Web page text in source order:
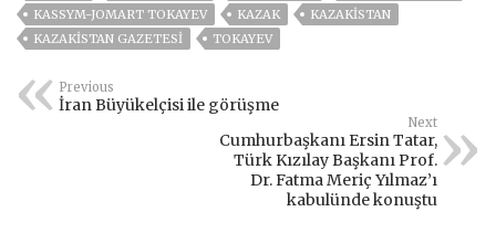
KASSYM-JOMART TOKAYEV
KAZAK
KAZAKİSTAN
KAZAKISTAN GAZETESI
TOKAYEV
Previous
İran Büyükelçisi ile görüşme
Next
Cumhurbaşkanı Ersin Tatar,
Türk Kızılay Başkanı Prof.
Dr. Fatma Meriç Yılmaz’ı
kabulünde konuştu